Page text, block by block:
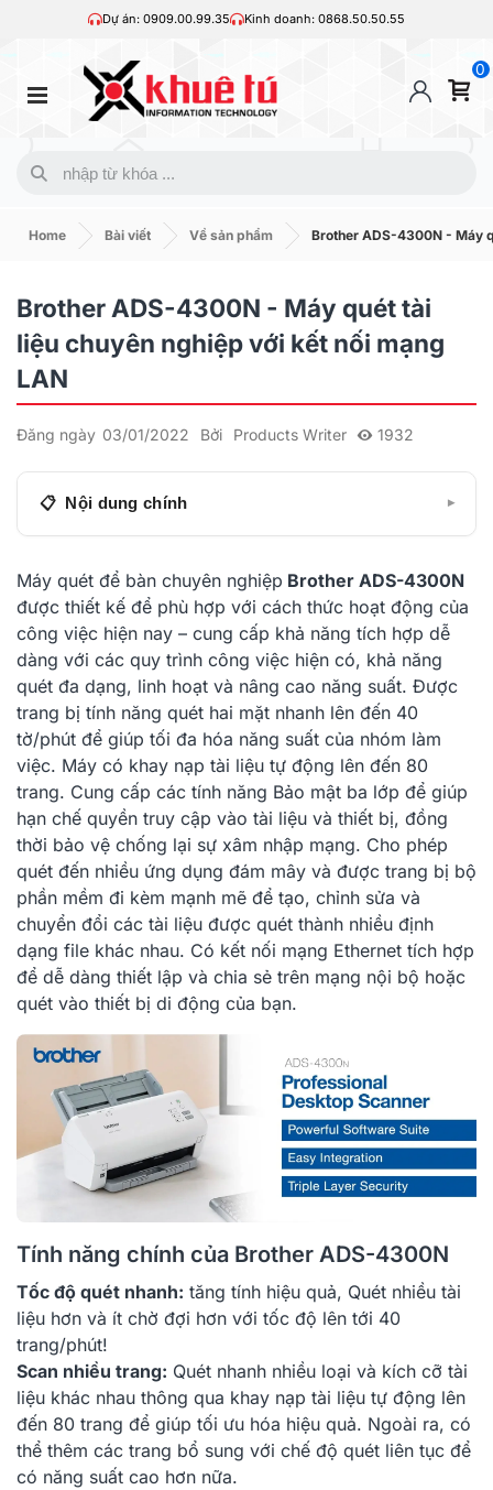
Dự án: 0909.00.99.35 Kinh doanh: 0868.50.50.55
0
Home Bài viết Về sản phẩm Brother ADS-4300N - Máy
Brother ADS-4300N - Máy quét tài
liệu chuyên nghiệp với kết nối mạng
LAN
Đăng ngày 03/01/2022 Bởi Products Writer 1932
Nội dung chính ▾
Máy quét cho các văn phòng bận rộn
Bao gồm gói phần mềm mạnh mẽ có giá trị trên
$250
Tích hợp liền mạch với các quy trình công việc hiện
có
Tính năng tối ưu hóa hình ảnh chuyên nghiệp
Máy quét để bàn chuyên nghiệp Brother ADS-4300N
được thiết kế để phù hợp với cách thức hoạt động của
công việc hiện nay – cung cấp khả năng tích hợp dễ
dàng với các quy trình công việc hiện có, khả năng
quét đa dạng, linh hoạt và nâng cao năng suất. Được
trang bị tính năng quét hai mặt nhanh lên đến 40
tờ/phút để giúp tối đa hóa năng suất của nhóm làm
việc. Máy có khay nạp tài liệu tự động lên đến 80
trang. Cung cấp các tính năng Bảo mật ba lớp để giúp
hạn chế quyền truy cập vào tài liệu và thiết bị, đồng
thời bảo vệ chống lại sự xâm nhập mạng. Cho phép
quét đến nhiều ứng dụng đám mây và được trang bị bộ
phần mềm đi kèm mạnh mẽ để tạo, chỉnh sửa và
chuyển đổi các tài liệu được quét thành nhiều định
dạng file khác nhau. Có kết nối mạng Ethernet tích hợp
để dễ dàng thiết lập và chia sẻ trên mạng nội bộ hoặc
quét vào thiết bị di động của bạn.
Tính năng chính của Brother ADS-4300N
Tốc độ quét nhanh: tăng tính hiệu quả, Quét nhiều tài
liệu hơn và ít chờ đợi hơn với tốc độ lên tới 40
trang/phút!
Scan nhiều trang: Quét nhanh nhiều loại và kích cỡ tài
liệu khác nhau thông qua khay nạp tài liệu tự động lên
đến 80 trang để giúp tối ưu hóa hiệu quả. Ngoài ra, có
thể thêm các trang bổ sung với chế độ quét liên tục để
có năng suất cao hơn nữa.